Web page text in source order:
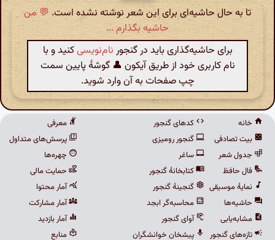
تا به حال حاشیه‌ای برای این شعر نوشته نشده است. 💬 من
حاشیه بگذارم ...
برای حاشیه‌گذاری باید در گنجور نام‌نویسیکنید و با
نام کاربری خود از طریق آیکون 👤 گوشهٔ پایین سمت
چپ صفحات به آن وارد شوید.
خانه
بیت تصادفی
جدول شعر
فال حافظ
نمایهٔ موسیقی
حاشیه‌ها
مشابه‌یابی
تازه‌های گنجور
کدهای گنجور
گنجور رومیزی
ساغر
کتابخانهٔ گنجور
گنجینهٔ گنجور
محاسبه‌گر ابجد
آوای گنجور
پیشخان خوانشگران
معرفی
پرسش‌های متداول
چهره‌ها
حمایت مالی
آمار محتوا
آمار مشارکت
آمار بازدید
منابع